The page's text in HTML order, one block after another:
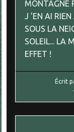
MONTAGNE
J 'EN AI
SOUS LA
SOLEIL... LA
EFFET !
Écrit